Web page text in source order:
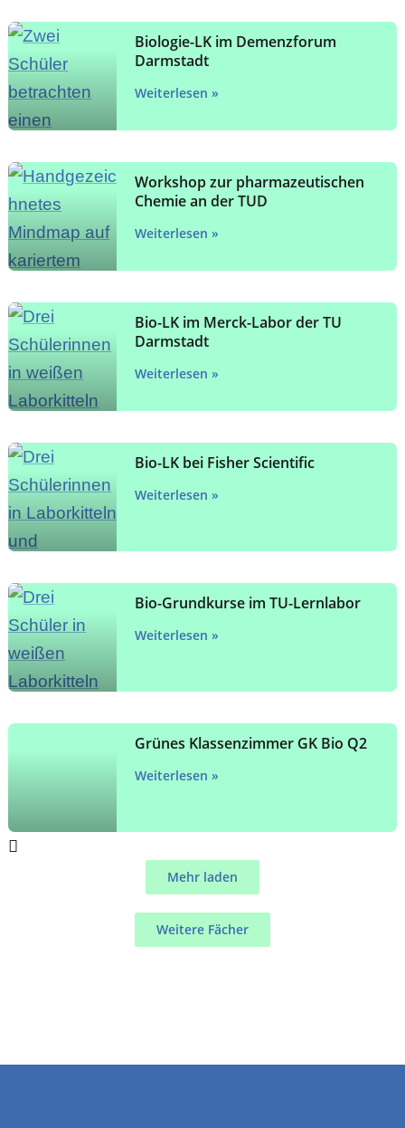
Biologie-LK im Demenzforum
Darmstadt
Weiterlesen »
Workshop zur pharmazeutischen
Chemie an der TUD
Weiterlesen »
Bio-LK im Merck-Labor der TU
Darmstadt
Weiterlesen »
Bio-LK bei Fisher Scientific
Weiterlesen »
Bio-Grundkurse im TU-Lernlabor
Weiterlesen »
Grünes Klassenzimmer GK Bio Q2
Weiterlesen »
Mehr laden
Weitere Fächer